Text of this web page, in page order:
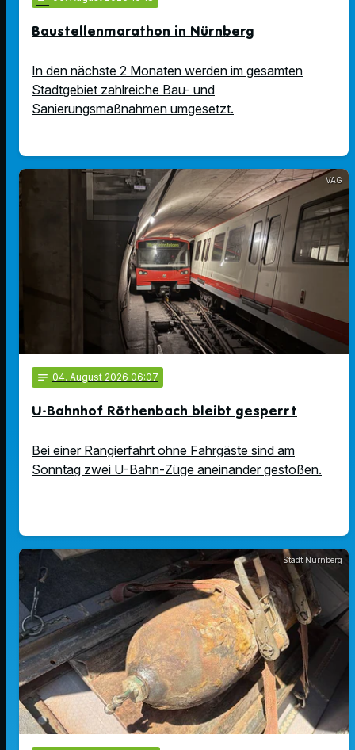
Baustellenmarathon in Nürnberg
In den nächste 2 Monaten werden im gesamten
Stadtgebiet zahlreiche Bau- und
Sanierungsmaßnahmen umgesetzt.
VAG
notes 04. August 2026 06:07
U-Bahnhof Röthenbach bleibt gesperrt
Bei einer Rangierfahrt ohne Fahrgäste sind am
Sonntag zwei U-Bahn-Züge aneinander gestoßen.
Stadt Nürnberg